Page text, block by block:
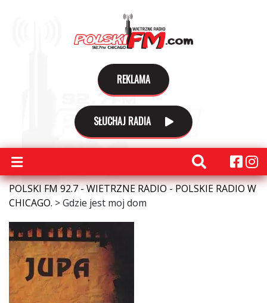
REKLAMA
SŁUCHAJ RADIA
POLSKI FM 92.7 - WIETRZNE RADIO - POLSKIE RADIO W
CHICAGO. >Gdzie jest moj dom